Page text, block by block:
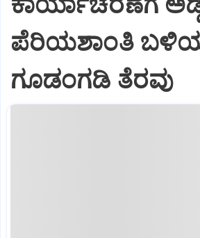
ಪೆರಿಯಶಾಂತಿ ಬಳಿಯ
ಗೂಡಂಗಡಿ ತೆರವು